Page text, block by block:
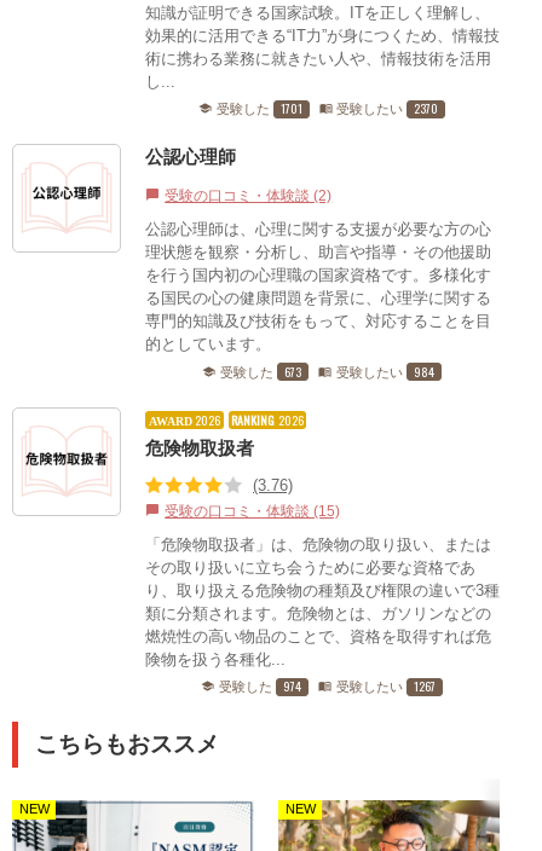
知識が証明できる国家試験。ITを正しく理解し、
効果的に活用できる“IT力”が身につくため、情報技
術に携わる業務に就きたい人や、情報技術を活用
し...
school 受験した 1701 menu_book 受験したい 2370
公認心理師
chat_bubble 受験の口コミ・体験談 (2)
公認心理師は、心理に関する支援が必要な方の心
理状態を観察・分析し、助言や指導・その他援助
を行う国内初の心理職の国家資格です。多様化す
る国民の心の健康問題を背景に、心理学に関する
専門的知識及び技術をもって、対応することを目
的としています。
school 受験した 673 menu_book 受験したい 984
AWARD 2026 RANKING 2026
危険物取扱者
(3.76)
chat_bubble 受験の口コミ・体験談 (15)
「危険物取扱者」は、危険物の取り扱い、または
その取り扱いに立ち会うために必要な資格であ
り、取り扱える危険物の種類及び権限の違いで3種
類に分類されます。危険物とは、ガソリンなどの
燃焼性の高い物品のことで、資格を取得すれば危
険物を扱う各種化...
school 受験した 974 menu_book 受験したい 1267
こちらもおススメ
NEW NEW